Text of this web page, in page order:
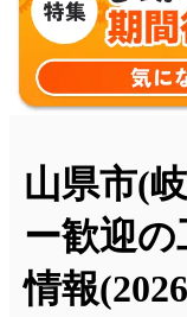
山県市(
ー歓迎
情報